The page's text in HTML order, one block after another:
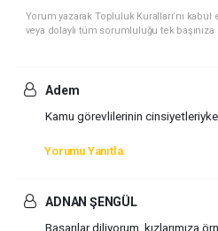
Yorum yazarak Topluluk Kuralları’nı
veya dolaylı tüm sorumluluğu tek
Adem
Kamu görevlilerinin
Yorumu Yanıtla
ADNAN ŞENGÜL
Başarılar diliyorum, kızlarımıza